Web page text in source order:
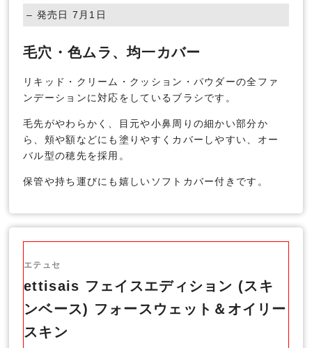
– 発売日 7月1日
毛穴・色ムラ、均一カバー
リキッド・クリーム・クッション・パウダーの全ファ
ンデーションに対応をしているブラシです。
毛先がやわらかく、目元や小鼻周りの細かい部分か
ら、頬や額などにも塗りやすくカバーしやすい、オー
バル型の穂先を採用。
保管や持ち運びにも嬉しいソフトカバー付きです。
エテュセ
ettisais フェイスエディション (スキ
ンベース) フォースウェット＆オイリー
スキン